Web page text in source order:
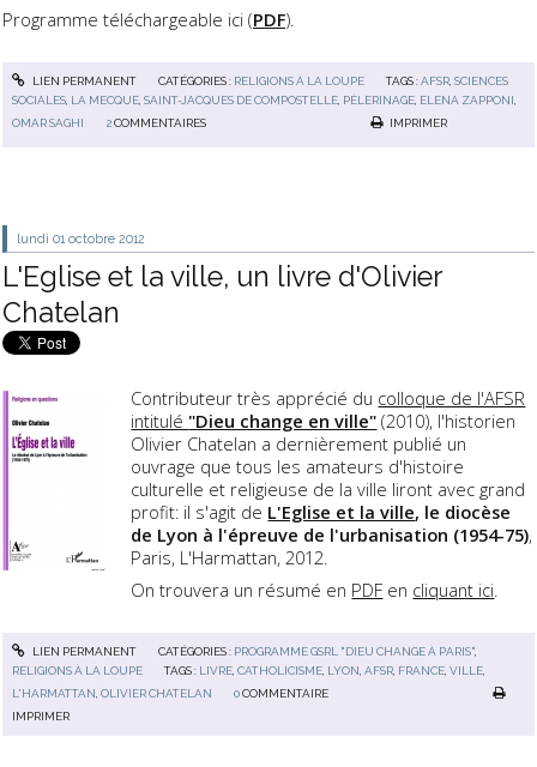
Programme téléchargeable ici (PDF).
LIEN PERMANENT CATÉGORIES : RELIGIONS À LA LOUPE TAGS :AFSR,SCIENCES
SOCIALES, LA MECQUE,SAINT-JACQUES DE COMPOSTELLE, PÈLERINAGE, ELENA ZAPPONI,
OMAR SAGHI
2 COMMENTAIRES IMPRIMER
lundi 01 octobre 2012
L'Eglise et la ville, un livre d'Olivier
Chatelan
Contributeur très apprécié du colloque de l'AFSR
intitulé "Dieu change en ville" (2010), l'historien
Olivier Chatelan a dernièrement publié un
ouvrage que tous les amateurs d'histoire
culturelle et religieuse de la ville liront avec grand
profit: il s'agit de L'Eglise et la ville, le diocèse
de Lyon à l'épreuve de l'urbanisation (1954-75),
Paris, L'Harmattan, 2012.
On trouvera un résumé en PDF en cliquant ici
LIEN PERMANENT CATÉGORIES : PROGRAMME GSRL "DIEU CHANGE À PARIS",
RELIGIONS À LA LOUPE
TAGS : LIVRE,CATHOLICISME, LYON,AFSR, FRANCE,VILLE,
L'HARMATTAN ,OLIVIER CHATELAN 0 COMMENTAIRE
IMPRIMER